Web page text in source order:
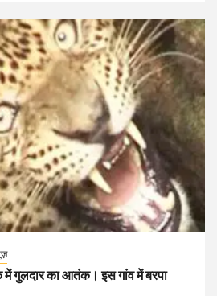
में गुलदार का आतंक। इस गांव में बरपा